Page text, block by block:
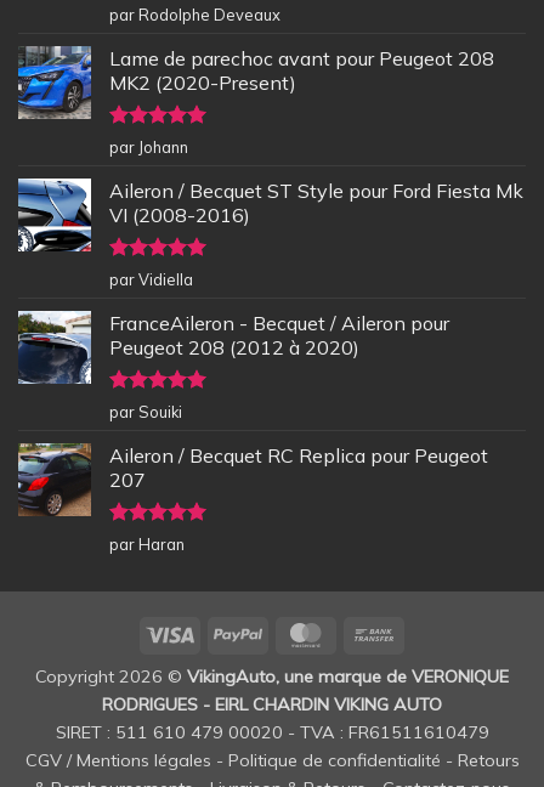
Note5sur
5
par Rodolphe Deveaux
Lame de parechoc avant pour Peugeot 208
MK2 (2020-Present)
Note5sur
5
par Johann
Aileron / Becquet ST Style pour Ford Fiesta Mk
VI (2008-2016)
Note5sur
5
par Vidiella
FranceAileron - Becquet / Aileron pour
Peugeot 208 (2012 à 2020)
Note5sur
5
par Souiki
Aileron / Becquet RC Replica pour Peugeot
207
Note5sur
5
par Haran
Visa PayPal MasterCard
Copyright 2026 © VikingAuto, une marque de VERONIQUE
RODRIGUES - EIRL CHARDIN VIKING AUTO
SIRET : 511 610 479 00020 - TVA : FR61511610479
CGV / Mentions légales - Politique de confidentialité - Retours